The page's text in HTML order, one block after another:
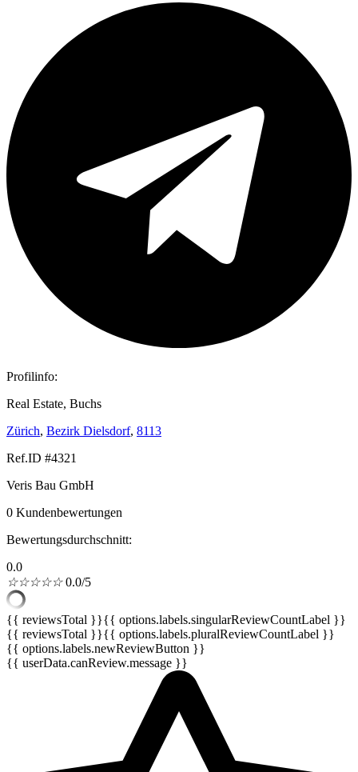
Profilinfo:
Real Estate, Buchs
Zürich, Bezirk Dielsdorf, 8113
Ref.ID #4321
Veris Bau GmbH
0 Kundenbewertungen
Bewertungsdurchschnitt:
0.0
☆☆☆☆☆ 0.0/5
{{ reviewsTotal }}{{ options.labels.singularReviewCountLabel }}
{{ reviewsTotal }}{{ options.labels.pluralReviewCountLabel }}
{{ options.labels.newReviewButton }}
{{ userData.canReview.message }}